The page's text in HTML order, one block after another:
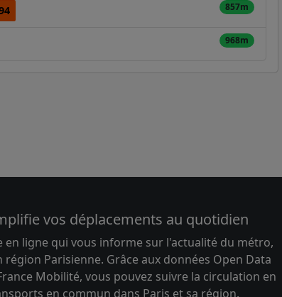
857m
968m
vos déplacements au quotidien
en ligne qui vous informe sur l'actualité du métro,
région Parisienne. Grâce aux données Open Data
Mobilité, vous pouvez suivre la circulation en
en commun dans Paris et sa région.